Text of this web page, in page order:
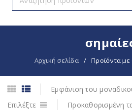
Αρχική σελίδα / Προϊόντα με
Εμφάνιση του
Επιλέξτε
Προκαθορισμένη